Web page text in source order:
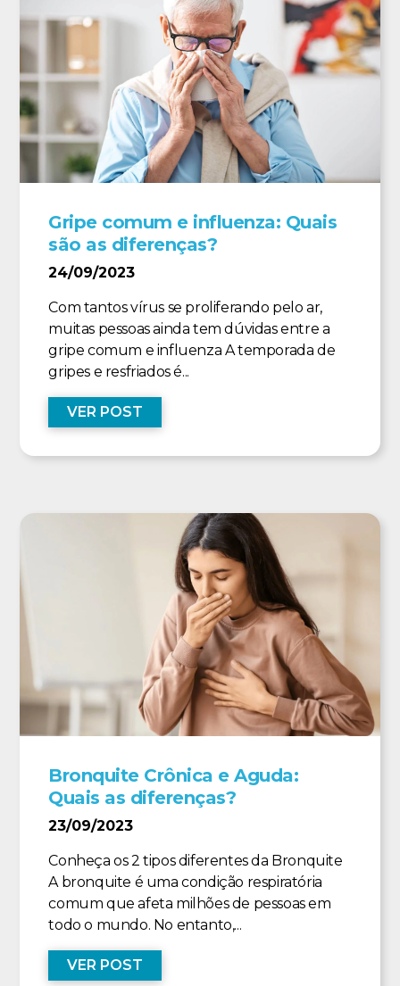
Gripe comum e influenza: Quais
são as diferenças?
24/09/2023
Com tantos vírus se proliferando pelo ar,
muitas pessoas ainda tem dúvidas entre a
gripe comum e influenza A temporada de
gripes e resfriados é...
VER POST
Bronquite Crônica e Aguda:
Quais as diferenças?
23/09/2023
Conheça os 2 tipos diferentes da Bronquite
A bronquite é uma condição respiratória
comum que afeta milhões de pessoas em
todo o mundo. No entanto,...
VER POST